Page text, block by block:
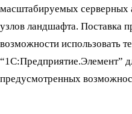
масштабируемых серверных
узлов ландшафта. Поставка
возможности использовать
“1С:Предприятие.Элемент”
предусмотренных